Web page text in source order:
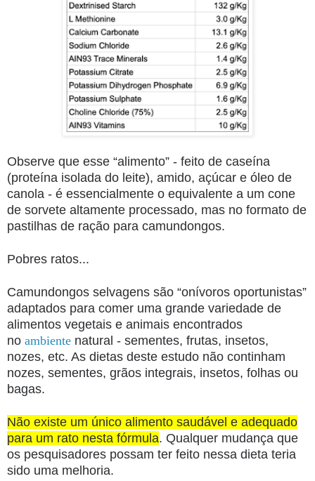
Observe que esse “alimento” - feito de caseína
(proteína isolada do leite), amido, açúcar e óleo de
canola - é essencialmente o equivalente a um cone
de sorvete altamente processado, mas no formato de
pastilhas de ração para camundongos.
Pobres ratos...
Camundongos selvagens são “onívoros oportunistas”
adaptados para comer uma grande variedade de
alimentos vegetais e animais encontrados
no ambiente natural - sementes, frutas, insetos,
nozes, etc. As dietas deste estudo não continham
nozes, sementes, grãos integrais, insetos, folhas ou
bagas.
Não existe um único alimento saudável e adequado
para um rato nesta fórmula. Qualquer mudança que
os pesquisadores possam ter feito nessa dieta teria
sido uma melhoria.